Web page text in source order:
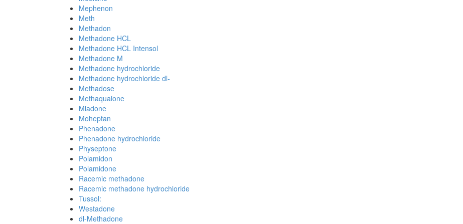
Mephenon
Meth
Methadon
Methadone HCL
Methadone HCL Intensol
Methadone M
Methadone hydrochloride
Methadone hydrochloride dl-
Methadose
Methaquaione
Miadone
Moheptan
Phenadone
Phenadone hydrochloride
Physeptone
Polamidon
Polamidone
Racemic methadone
Racemic methadone hydrochloride
Tussol:
Westadone
dl-Methadone